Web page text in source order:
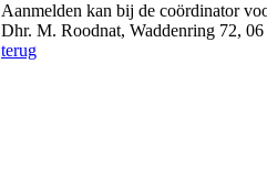
Aanmelden kan bij de coördinator
Dhr. M. Roodnat, Waddenring 72,
terug